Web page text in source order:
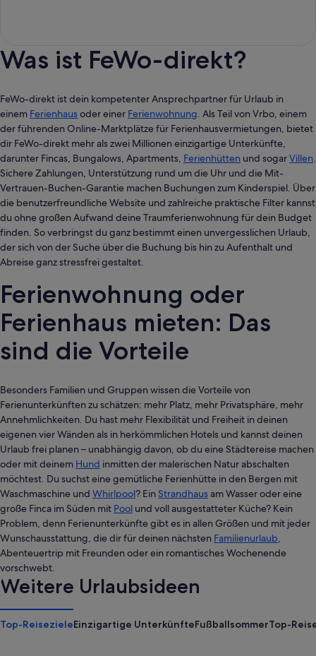
Was ist FeWo-direkt?
FeWo-direkt ist dein kompetenter Ansprechpartner für Urlaub in
einem Ferienhausoder einer Ferienwohnung. Als Teil von Vrbo, einem
der führenden Online-Marktplätze für Ferienhausvermietungen, bietet
dir FeWo-direkt mehr als zwei Millionen einzigartige Unterkünfte,
darunter Fincas, Bungalows, Apartments, Ferienhütten und sogarVillen.
Sichere Zahlungen, Unterstützung rund um die Uhr und die Mit-
Vertrauen-Buchen-Garantie machen Buchungen zum Kinderspiel. Über
die benutzerfreundliche Website und zahlreiche praktische Filter kannst
du ohne großen Aufwand deine Traumferienwohnung für dein Budget
finden. So verbringst du ganz bestimmt einen unvergesslichen Urlaub,
der sich von der Suche über die Buchung bis hin zu Aufenthalt und
Abreise ganz stressfrei gestaltet.
Ferienwohnung oder
Ferienhaus mieten: Das
sind die Vorteile
Besonders Familien und Gruppen wissen die Vorteile von
Ferienunterkünften zu schätzen: mehr Platz, mehr Privatsphäre, mehr
Annehmlichkeiten. Du hast mehr Flexibilität und Freiheit in deinen
eigenen vier Wänden als in herkömmlichen Hotels und kannst deinen
Urlaub frei planen – unabhängig davon, ob du eine Städtereise machen
oder mit deinem Hund inmitten der malerischen Natur abschalten
möchtest. Du suchst eine gemütliche Ferienhütte in den Bergen mit
Waschmaschine und Whirlpool? EinStrandhaus am Wasser oder eine
große Finca im Süden mit Pool und voll ausgestatteter Küche? Kein
Problem, denn Ferienunterkünfte gibt es in allen Größen und mit jeder
Wunschausstattung, die dir für deinen nächsten Familienurlaub,
Abenteuertrip mit Freunden oder ein romantisches Wochenende
vorschwebt.
Weitere Urlaubsideen
Top-ReisezieleEinzigartige UnterkünfteFußballsommerTop-